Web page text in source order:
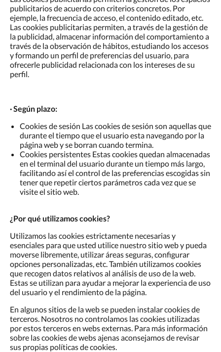
publicitarios de acuerdo con criterios concretos. Por
ejemple, la frecuencia de acceso, el contenido editado, etc.
Las cookies publicitarias permiten, a través de la gestión de
la publicidad, almacenar información del comportamiento a
través de la observación de hábitos, estudiando los accesos
y formando un perfil de preferencias del usuario, para
ofrecerle publicidad relacionada con los intereses de su
perfil.
· Según plazo:
Cookies de sesión Las cookies de sesión son aquellas que
durante el tiempo que el usuario esta navegando por la
página web y se borran cuando termina.
Cookies persistentes Estas cookies quedan almacenadas
en el terminal del usuario durante un tiempo más largo,
facilitando así el control de las preferencias escogidas sin
tener que repetir ciertos parámetros cada vez que se
visite el sitio web.
¿Por qué utilizamos cookies?
Utilizamos las cookies estrictamente necesarias y
esenciales para que usted utilice nuestro sitio web y pueda
moverse libremente, utilizar áreas seguras, configurar
opciones personalizadas, etc. También utilizamos cookies
que recogen datos relativos al análisis de uso de la web.
Estas se utilizan para ayudar a mejorar la experiencia de uso
del usuario y el rendimiento de la página.
En algunos sitios de la web se pueden instalar cookies de
terceros. Nosotros no controlamos las cookies utilizadas
por estos terceros en webs externas. Para más información
sobre las cookies de webs ajenas aconsejamos de revisar
sus propias políticas de cookies.